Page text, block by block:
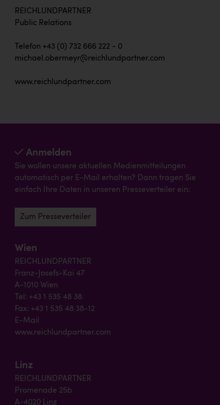
REICHLUNDPARTNER
Public Relations
Telefon +43 (0) 732 666 222 - 0
michael.obermeyr@reichlundpartner.com
www.reichlundpartner.com
Anmelden
Sie wollen unsere aktuellen Medienmitteilungen
automatisch per E-Mail erhalten? Dann tragen Sie
einfach Ihre Daten in unseren Presseverteiler ein:
Zum Presseverteiler
Wien
REICHLUNDPARTNER
Franz-Josefs-Kai 47
A-1010 Wien
Tel: +43 1 535 48 38
Fax: +43 1 535 48 38-12
E-Mail
www.reichlundpartner.com
Linz
REICHLUNDPARTNER
Promenade 25b
A-4020 Linz